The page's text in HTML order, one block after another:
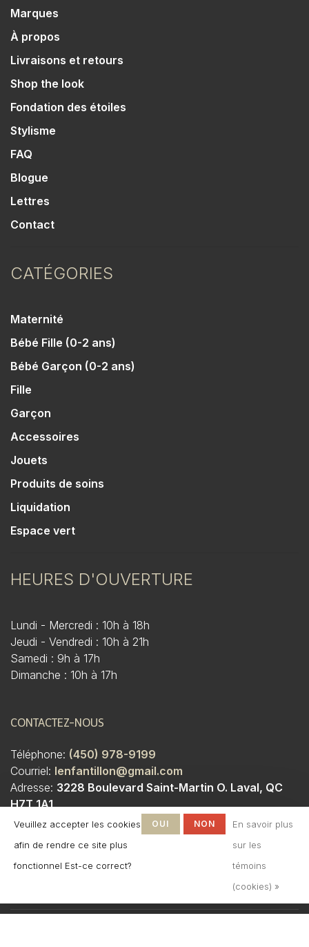
Marques
À propos
Livraisons et retours
Shop the look
Fondation des étoiles
Stylisme
FAQ
Blogue
Lettres
Contact
CATÉGORIES
Maternité
Bébé Fille (0-2 ans)
Bébé Garçon (0-2 ans)
Fille
Garçon
Accessoires
Jouets
Produits de soins
Liquidation
Espace vert
HEURES D'OUVERTURE
Lundi - Mercredi : 10h à 18h
Jeudi - Vendredi : 10h à 21h
Samedi : 9h à 17h
Dimanche : 10h à 17h
CONTACTEZ-NOUS
Téléphone: (450) 978-9199
Courriel: lenfantillon@gmail.com
Adresse: 3228 Boulevard Saint-Martin O. Laval, QC
H7T 1A1
Veuillez accepter les cookies
afin de rendre ce site plus
fonctionnel Est-ce correct?
OUI NON
En savoir plus
sur les
témoins
(cookies) »